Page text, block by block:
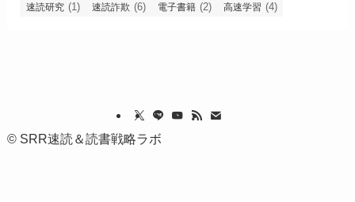
速読研究 (1) 速読詐欺 (6) 電子書籍 (2) 高速学習 (4)
©SRR速読＆読書戦略ラボ